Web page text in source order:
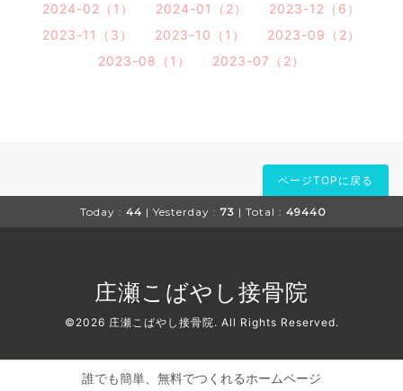
2024-02（1）
2024-01（2）
2023-12（6）
2023-11（3）
2023-10（1）
2023-09（2）
2023-08（1）
2023-07（2）
ページTOPに戻る
Today : 44 | Yesterday : 73 | Total : 49440
庄瀬こばやし接骨院
©2026 庄瀬こばやし接骨院. All Rights Reserved.
誰でも簡単、無料でつくれるホームページ